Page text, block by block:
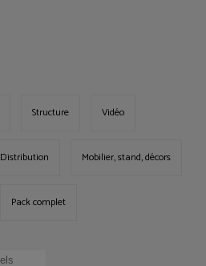
Structure Vidéo
Distribution Mobilier, stand, décors
Pack complet